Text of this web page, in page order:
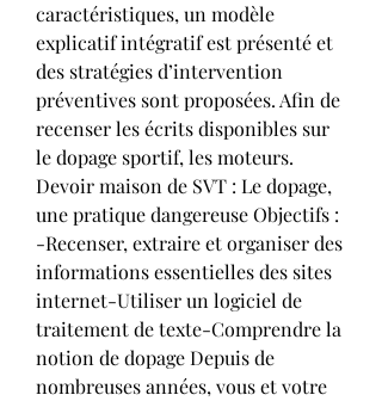
caractéristiques, un modèle
explicatif intégratif est présenté et
des stratégies d’intervention
préventives sont proposées. Afin de
recenser les écrits disponibles sur
le dopage sportif, les moteurs.
Devoir maison de SVT : Le dopage,
une pratique dangereuse Objectifs :
-Recenser, extraire et organiser des
informations essentielles des sites
internet-Utiliser un logiciel de
traitement de texte-Comprendre la
notion de dopage Depuis de
nombreuses années, vous et votre